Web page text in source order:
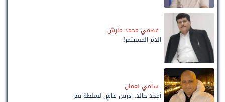
فهمي محمد مارش
الدم المستثمر!
سامي نعمان
أمجد خالد.. درس قاسٍ لسلطة تعز